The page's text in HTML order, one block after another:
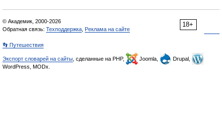
18+
© Академик, 2000-2026
Обратная связь: Техподдержка Реклама на сайте
👣 Путешествия
Экспорт словарей на сайты , сделанные на PHP, Joomla,
Drupal,
WordPress, MODx.